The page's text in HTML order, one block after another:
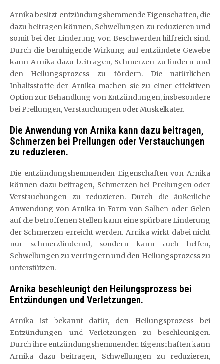
Arnika besitzt entzündungshemmende Eigenschaften, die
dazu beitragen können, Schwellungen zu reduzieren und
somit bei der Linderung von Beschwerden hilfreich sind.
Durch die beruhigende Wirkung auf entzündete Gewebe
kann Arnika dazu beitragen, Schmerzen zu lindern und
den Heilungsprozess zu fördern. Die natürlichen
Inhaltsstoffe der Arnika machen sie zu einer effektiven
Option zur Behandlung von Entzündungen, insbesondere
bei Prellungen, Verstauchungen oder Muskelkater.
Die Anwendung von Arnika kann dazu beitragen,
Schmerzen bei Prellungen oder Verstauchungen
zu reduzieren.
Die entzündungshemmenden Eigenschaften von Arnika
können dazu beitragen, Schmerzen bei Prellungen oder
Verstauchungen zu reduzieren. Durch die äußerliche
Anwendung von Arnika in Form von Salben oder Gelen
auf die betroffenen Stellen kann eine spürbare Linderung
der Schmerzen erreicht werden. Arnika wirkt dabei nicht
nur schmerzlindernd, sondern kann auch helfen,
Schwellungen zu verringern und den Heilungsprozess zu
unterstützen.
Arnika beschleunigt den Heilungsprozess bei
Entzündungen und Verletzungen.
Arnika ist bekannt dafür, den Heilungsprozess bei
Entzündungen und Verletzungen zu beschleunigen.
Durch ihre entzündungshemmenden Eigenschaften kann
Arnika dazu beitragen, Schwellungen zu reduzieren,